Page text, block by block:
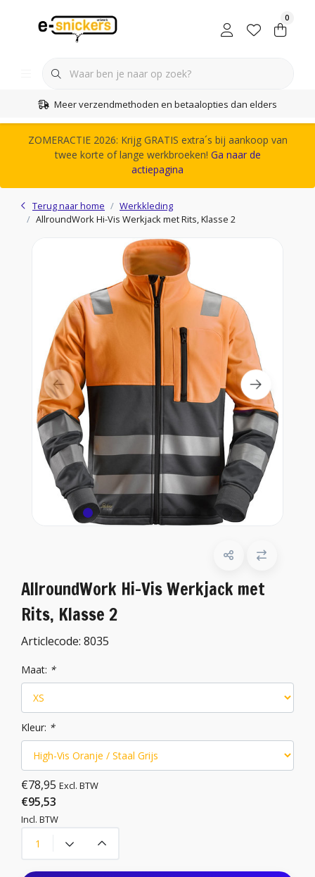
0
Meer verzendmethoden en betaalopties dan elders
ZOMERACTIE 2026: Krijg GRATIS extra´s bij aankoop van
twee korte of lange werkbroeken! Ga naar de
actiepagina
Terug naar home
Werkkleding
AllroundWork Hi-Vis Werkjack met Rits, Klasse 2
AllroundWork Hi-Vis Werkjack met
Rits, Klasse 2
Articlecode: 8035
Maat: *
Kleur: *
€78,95 Excl. BTW
€95,53
Incl. BTW